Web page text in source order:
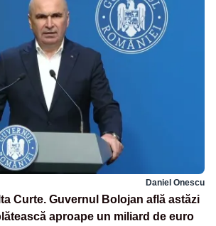
Daniel Onescu
Curte. Guvernul Bolojan află astăzi
aproape un miliard de euro